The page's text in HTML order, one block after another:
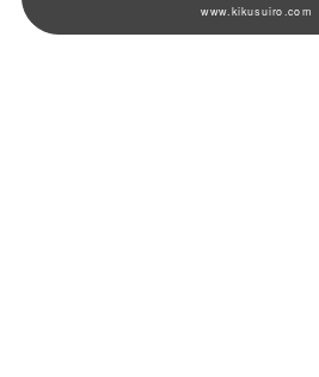
www.kikusuiro.com